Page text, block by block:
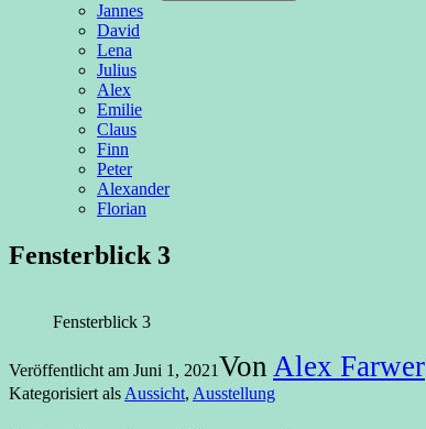
Jannes
David
Lena
Julius
Alex
Emilie
Claus
Finn
Peter
Alexander
Florian
Fensterblick 3
Fensterblick 3
Veröffentlicht am Juni 1, 2021Von Alex Farwer
Kategorisiert als Aussicht, Ausstellung